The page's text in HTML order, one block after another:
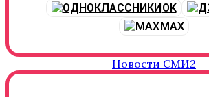
OK
MAX
Новости СМИ2